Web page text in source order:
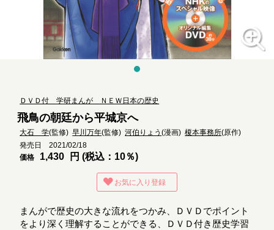
ＤＶＤ付 学研まんが ＮＥＷ日本の歴史
飛鳥の朝廷から平城京へ
大石 学(監修)早川万年(監修)河伯りょう(漫画)榎本事務所(原作)
発売日 2021/02/18
価格
1,430 円 (税込：10％)
お気に入り登録
まんがで歴史の大きな流れをつかみ、ＤＶＤでポイント
をより深く理解することができる、ＤＶＤ付き歴史学習